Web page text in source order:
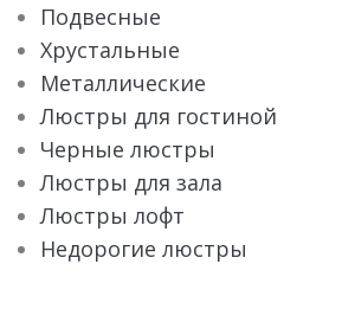
Подвесные
Хрустальные
Металлические
Люстры для гостиной
Черные люстры
Люстры для зала
Люстры лофт
Недорогие люстры